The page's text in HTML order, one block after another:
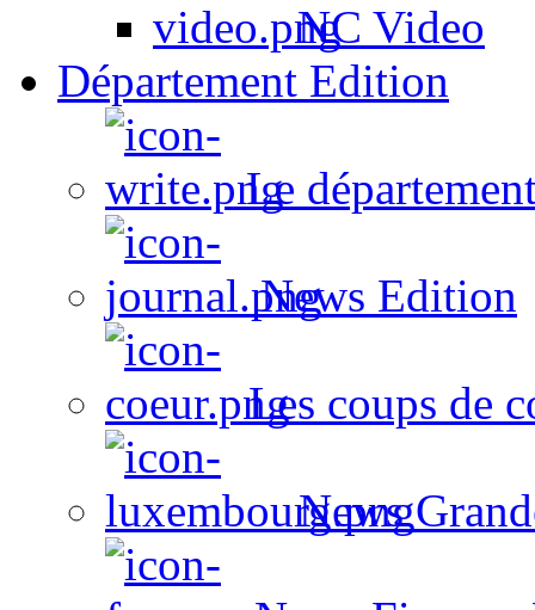
NC Video
Département Edition
Le
News Edition
Les coups de
News